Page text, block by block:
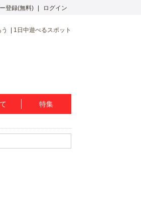
登録(無料) ログイン
1日中遊べるスポット
特集